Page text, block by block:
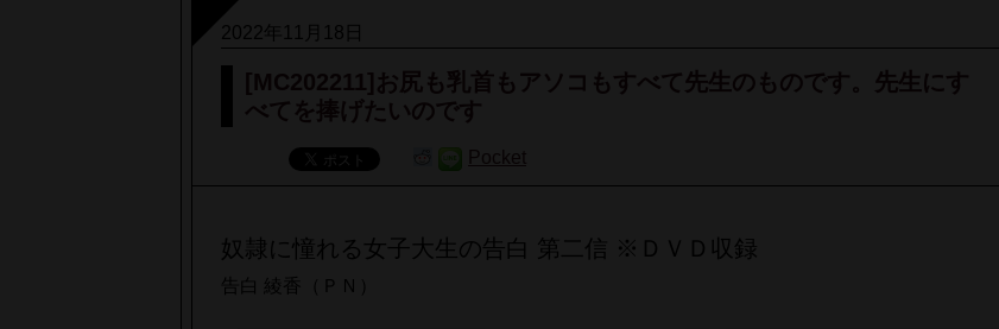
2022年11月18日
[MC202211]お尻も乳首もアソコもすべて先生のものです。先生にす
べてを捧げたいのです
Pocket
奴隷に憧れる女子大生の告白 第二信 ※ＤＶＤ収録
告白 綾香（ＰＮ）